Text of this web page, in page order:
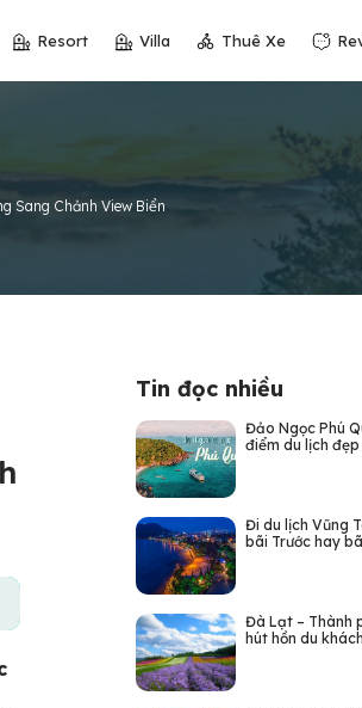
Resort Villa Thuê Xe
Sang Chảnh View Biển
Tin đọc nhiều
Đảo Ngọc Phú
điểm du lịch đẹp
Đi du lịch Vũng
bãi Trước hay
Đà Lạt – Thành
hút hồn du khách